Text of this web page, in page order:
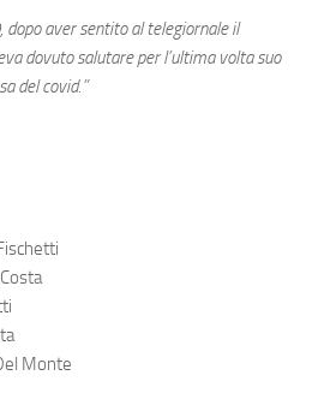
dopo aver sentito al telegiornale il
dovuto salutare per l’ultima volta suo
del covid.”
Monte